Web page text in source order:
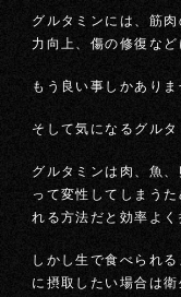
グルタミンには、筋
力向上、傷の修復な
もう良い事しかありま
そして気になるグル
グルタミンは肉、魚
って変性してしまう
れる方法だと効率よく
しかし生で食べられ
に摂取したい場合は